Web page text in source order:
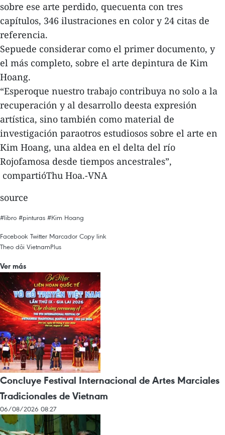
sobre ese arte perdido, quecuenta con tres
capítulos, 346 ilustraciones en color y 24 citas de
referencia.
Sepuede considerar como el primer documento, y
el más completo, sobre el arte depintura de Kim
Hoang.
“Esperoque nuestro trabajo contribuya no solo a la
recuperación y al desarrollo deesta expresión
artística, sino también como material de
investigación paraotros estudiosos sobre el arte en
Kim Hoang, una aldea en el delta del río
Rojofamosa desde tiempos ancestrales”,
compartióThu Hoa.-VNA
source
#libro #pinturas #Kim Hoang
Facebook Twitter Marcador Copy link
Theo dõi VietnamPlus
Ver más
Concluye Festival Internacional de Artes Marciales
Tradicionales de Vietnam
06/08/2026 08:27